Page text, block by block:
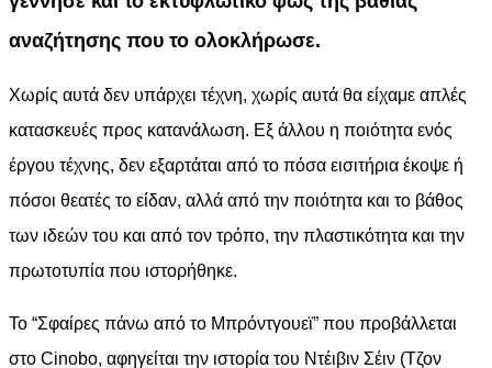
αναζήτησης που το ολοκλήρωσε.
Χωρίς αυτά δεν υπάρχει τέχνη, χωρίς αυτά θα είχαμε απλές
κατασκευές προς κατανάλωση. Εξ άλλου η ποιότητα ενός
έργου τέχνης, δεν εξαρτάται από το πόσα εισιτήρια έκοψε ή
πόσοι θεατές το είδαν, αλλά από την ποιότητα και το βάθος
των ιδεών του και από τον τρόπο, την πλαστικότητα και την
πρωτοτυπία που ιστορήθηκε.
Το “Σφαίρες πάνω από το Μπρόντγουεϊ” που προβάλλεται
στο Cinobo, αφηγείται την ιστορία του Ντέιβιν Σέιν (Τζον